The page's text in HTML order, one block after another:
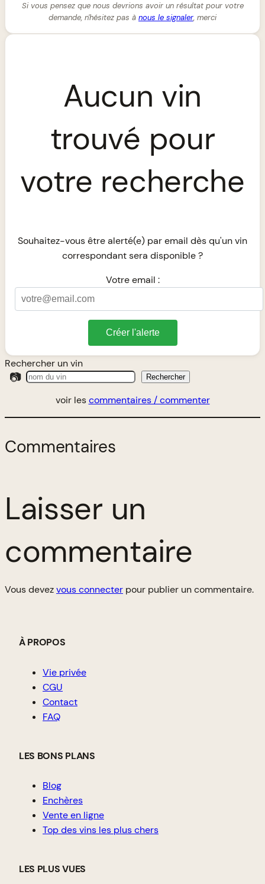
Si vous pensez que nous devrions avoir un résultat pour votre
demande, n'hésitez pas à nous le signaler, merci
Aucun vin
trouvé pour
votre recherche
Souhaitez-vous être alerté(e) par email dès qu'un vin
correspondant sera disponible ?
Votre email :
Créer l'alerte
Rechercher un vin
📷 Rechercher
voir lescommentaires / commenter
Commentaires
Laisser un
commentaire
Vous devezvous connecter pour publier un commentaire.
À PROPOS
Vie privée
CGU
Contact
FAQ
LES BONS PLANS
Blog
Enchères
Vente en ligne
Top des vins les plus chers
LES PLUS VUES